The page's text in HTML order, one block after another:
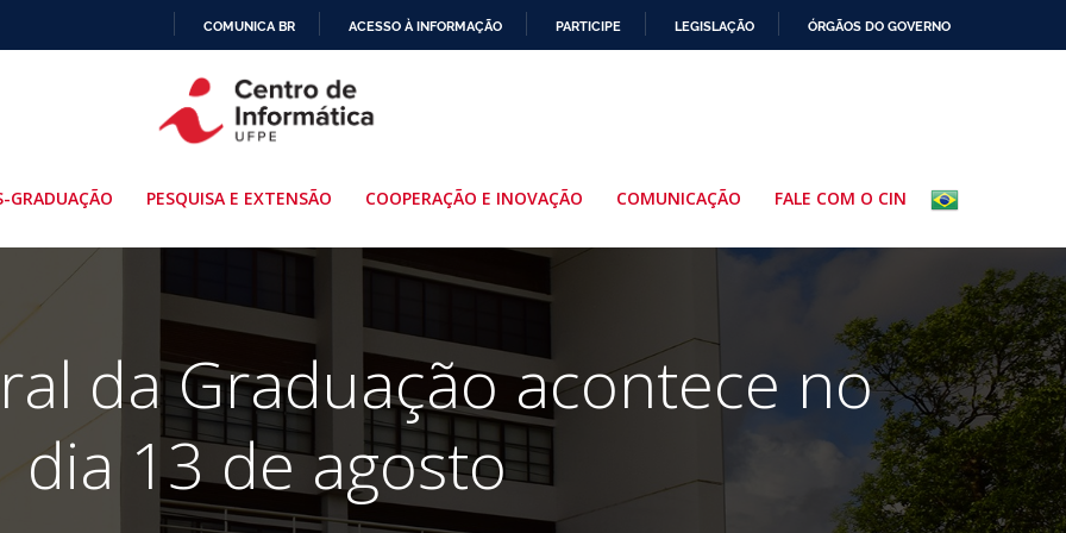
PARA
O
COMUNICA BR ACESSO À INFORMAÇÃO PARTICIPE LEGISLAÇÃO ÓRGÃOS DO GOVERNO
GRADUAÇÃO PESQUISA E EXTENSÃO COOPERAÇÃO E INOVAÇÃO COMUNICAÇÃO FALE COM O CIN
da Graduação acontece no
dia 13 de agosto